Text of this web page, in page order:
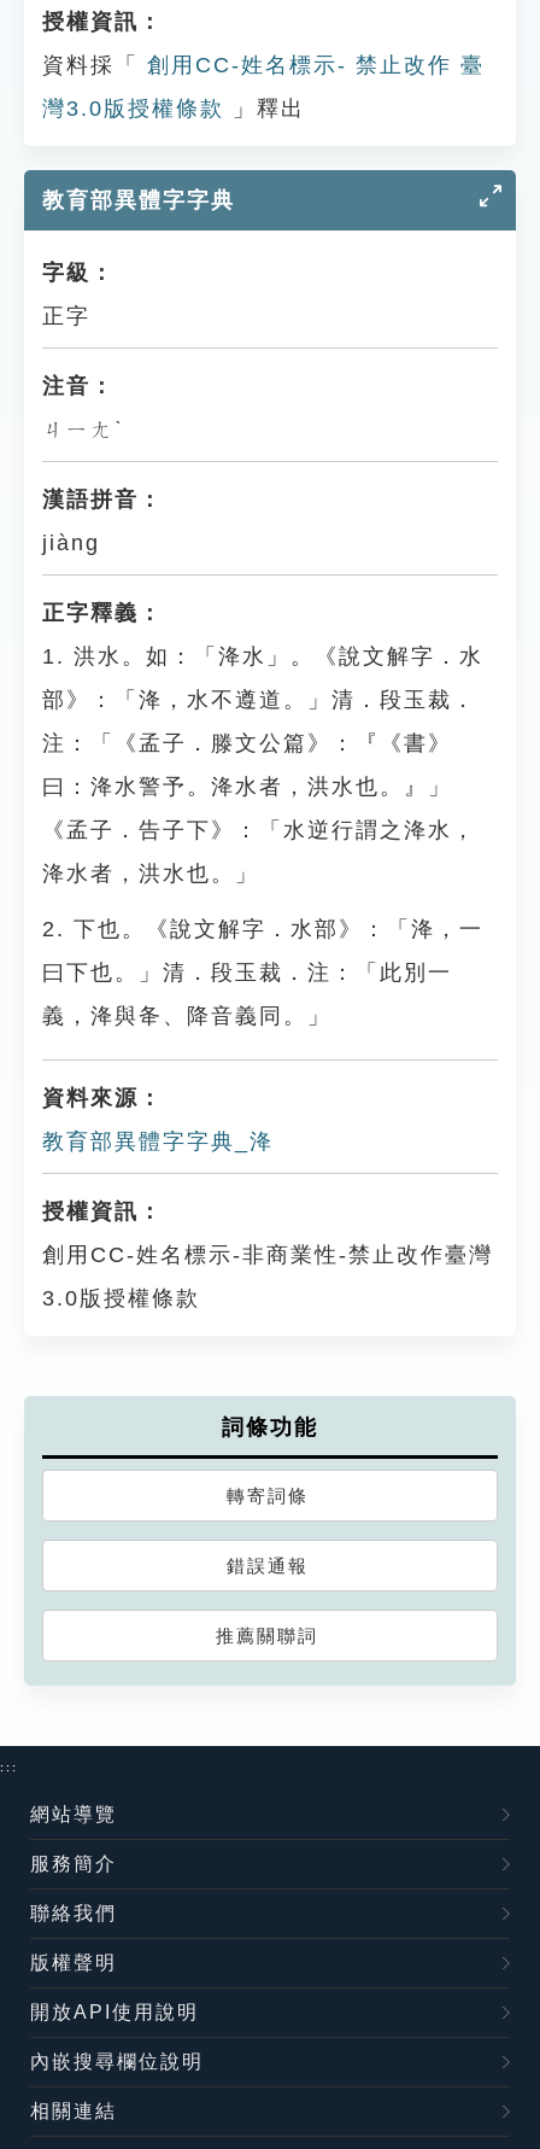
授權資訊：
資料採「
創用CC-姓名標示- 禁止改作 臺
灣3.0版授權條款
」釋出
教育部異體字字典
字級：
正字
注音：
ㄐㄧㄤˋ
漢語拼音：
jiàng
正字釋義：
1. 洪水。如：「洚水」。《說文解字．水
部》：「洚，水不遵道。」清．段玉裁．
注：「《孟子．滕文公篇》：『《書》
曰：洚水警予。洚水者，洪水也。』」
《孟子．告子下》：「水逆行謂之洚水，
洚水者，洪水也。」
2. 下也。《說文解字．水部》：「洚，一
曰下也。」清．段玉裁．注：「此別一
義，洚與夅、降音義同。」
資料來源：
教育部異體字字典_洚
授權資訊：
創用CC-姓名標示-非商業性-禁止改作臺灣
3.0版授權條款
詞條功能
轉寄詞條
錯誤通報
推薦關聯詞
:::
網站導覽
服務簡介
聯絡我們
版權聲明
開放API使用說明
內嵌搜尋欄位說明
相關連結